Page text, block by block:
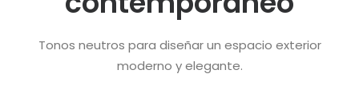
Tonos neutros para diseñar un espacio exterior
moderno y elegante.